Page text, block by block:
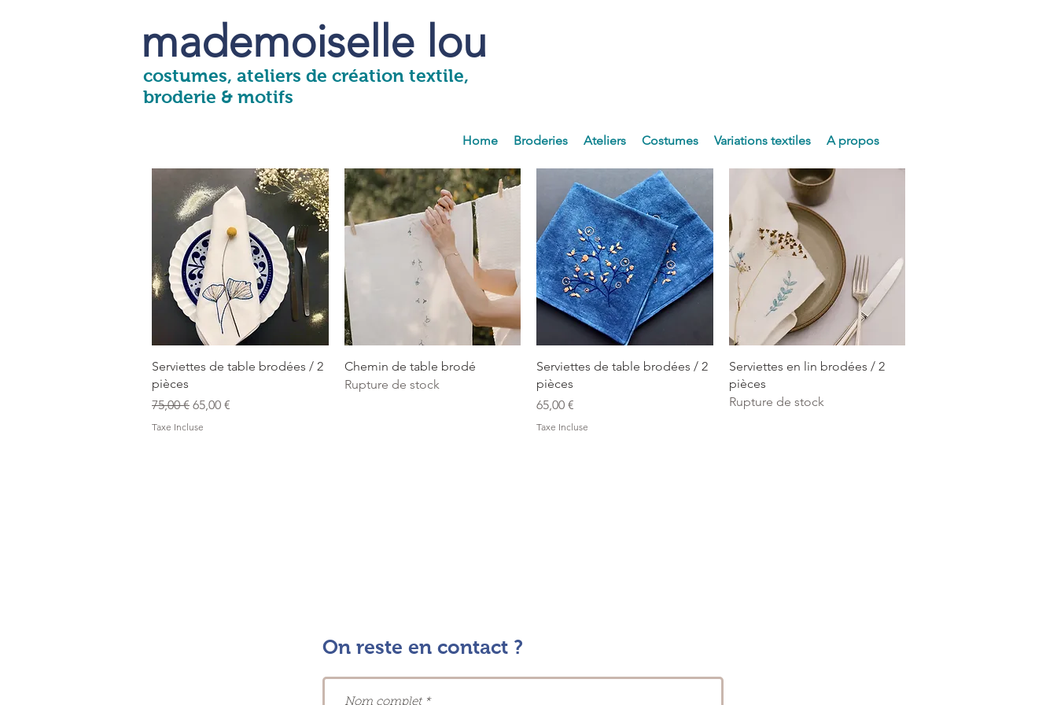
mademoiselle lou
costumes, ateliers de création textile,
broderie & motifs
Home Broderies Ateliers Costumes Variations textiles A propos
Aperçu rapide
Serviettes de table brodées / 2
pièces
Prix original
75,00 € Prix promotionnel
65,00 €
Taxe Incluse
Aperçu rapide
Chemin de table brodé
Rupture de stock
Aperçu rapide
Serviettes de table brodées / 2
pièces
Prix
65,00 €
Taxe Incluse
Aperçu rapide
Serviettes en lin brodées / 2
pièces
Rupture de stock
On reste en contact ?